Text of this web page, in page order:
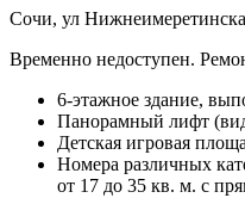
Сочи, ул
Временно недоступен.
6-этажное здание,
Панорамный лифт
Детская игровая
Номера различных
от 17 до 35 кв. м. с